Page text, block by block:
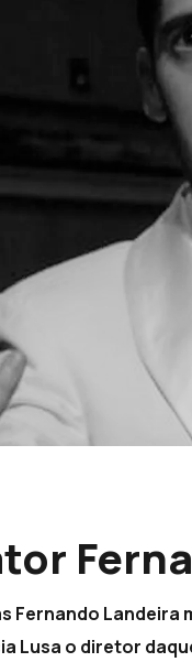
Fernando Landeira
Lusa o diretor